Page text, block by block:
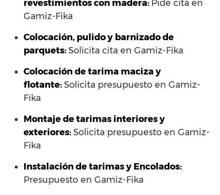
revestimientos con madera: Pide cita en
Gamiz-Fika
Colocación, pulido y barnizado de
parquets:Solicita cita en Gamiz-Fika
Colocación de tarima maciza y
flotante:Solicita presupuesto en Gamiz-
Fika
Montaje de tarimas interiores y
exteriores:Solicita presupuesto en Gamiz-
Fika
Instalación de tarimas y Encolados:
Presupuesto en Gamiz-Fika